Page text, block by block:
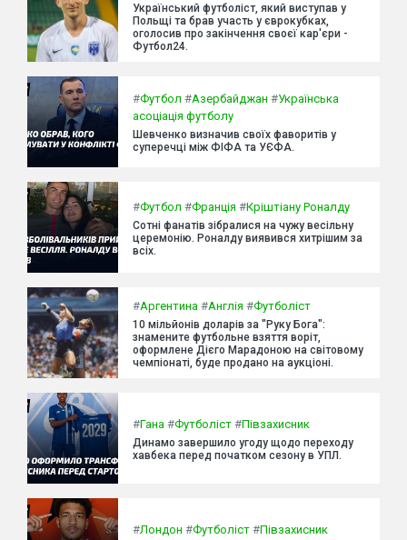
Український футболіст, який виступав у
Польщі та брав участь у єврокубках,
оголосив про закінчення своєї кар'єри -
Футбол24.
#Футбол #Азербайджан #Українська
асоціація футболу
Шевченко визначив своїх фаворитів у
суперечці між ФІФА та УЄФА.
#Футбол #Франція #Кріштіану Роналду
Сотні фанатів зібралися на чужу весільну
церемонію. Роналду виявився хитрішим за
всіх.
#Аргентина #Англія #Футболіст
10 мільйонів доларів за "Руку Бога":
знамените футбольне взяття воріт,
оформлене Дієго Марадоною на світовому
чемпіонаті, буде продано на аукціоні.
#Гана #Футболіст #Півзахисник
Динамо завершило угоду щодо переходу
хавбека перед початком сезону в УПЛ.
#Лондон #Футболіст #Півзахисник